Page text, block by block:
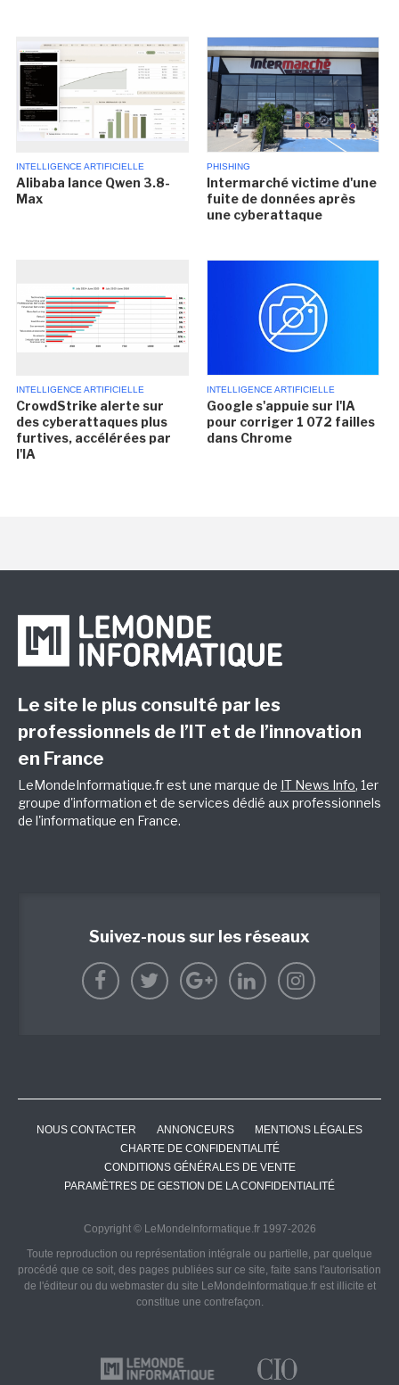
INTELLIGENCE ARTIFICIELLE
Alibaba lance Qwen 3.8-
Max
PHISHING
Intermarché victime d'une
fuite de données après
une cyberattaque
INTELLIGENCE ARTIFICIELLE
CrowdStrike alerte sur
des cyberattaques plus
furtives, accélérées par
l'IA
INTELLIGENCE ARTIFICIELLE
Google s'appuie sur l'IA
pour corriger 1 072 failles
dans Chrome
Le site le plus consulté par les
professionnels de l’IT et de l’innovation
en France
LeMondeInformatique.fr est une marque de IT News Info, 1er
groupe d'information et de services dédié aux professionnels
de l'informatique en France.
Suivez-nous sur les réseaux
NOUS CONTACTER ANNONCEURS
MENTIONS LÉGALES
CHARTE DE CONFIDENTIALITÉ
CONDITIONS GÉNÉRALES DE VENTE
PARAMÈTRES DE GESTION DE LA CONFIDENTIALITÉ
Copyright © LeMondeInformatique.fr 1997-2026
Toute reproduction ou représentation intégrale ou partielle, par quelque
procédé que ce soit, des pages publiées sur ce site, faite sans l'autorisation
de l'éditeur ou du webmaster du site LeMondeInformatique.fr est illicite et
constitue une contrefaçon.